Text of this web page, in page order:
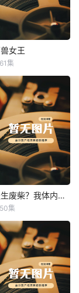
万兽女王
女王
集
天生废柴？我体内有神血 天生废柴？我体内有神血
集